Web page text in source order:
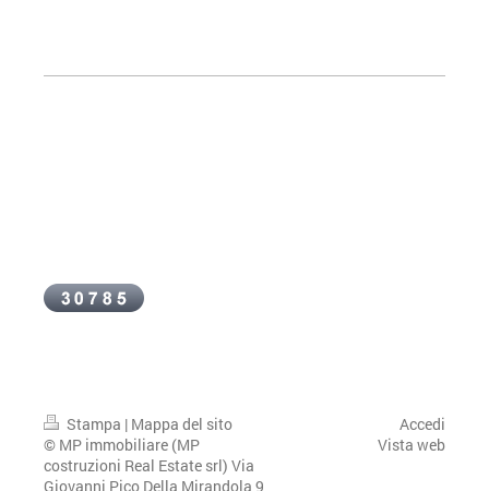
Stampa | Mappa del sito
© MP immobiliare (MP
costruzioni Real Estate srl) Via
Giovanni Pico Della Mirandola 9
Accedi
Vista web